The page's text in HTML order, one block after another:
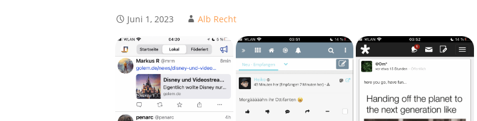
Juni 1, 2023 Alb Recht